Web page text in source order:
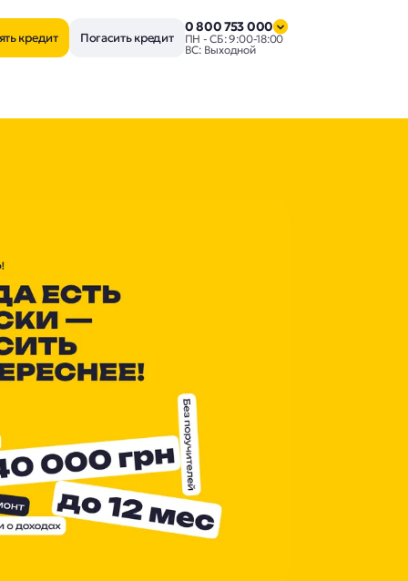
кредит Погасить кредит
0 800 753 000
ПН - СБ: 9:00-18:00
ВС: Выходной